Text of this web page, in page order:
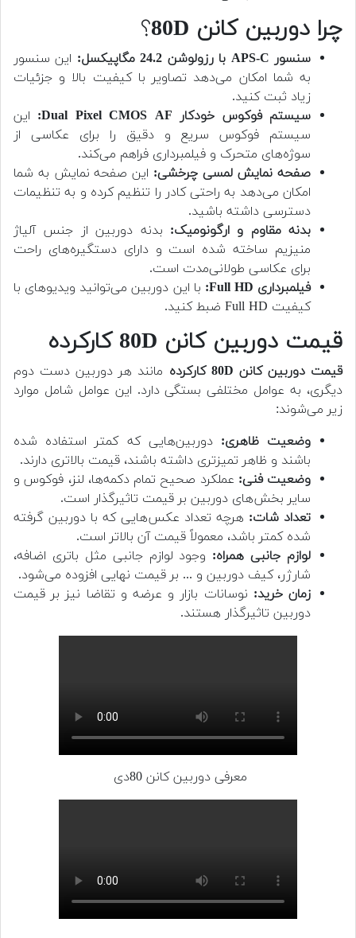
چرا دوربین کانن 80D ؟
سنسور APS-C با رزولوشن 24.2 مگاپیکسل:
این سنسور
به شما امکان می‌دهد تصاویر با کیفیت بالا و جزئیات
زیاد ثبت کنید.
سیستم فوکوس خودکار Dual Pixel CMOS AF:
این
سیستم فوکوس سریع و دقیق را برای عکاسی از
سوژه‌های متحرک و فیلمبرداری فراهم می‌کند.
صفحه نمایش لمسی چرخشی: این صفحه نمایش به شما
امکان می‌دهد به راحتی کادر را تنظیم کرده و به تنظیمات
دسترسی داشته باشید.
بدنه مقاوم و ارگونومیک: بدنه دوربین از جنس آلیاژ
منیزیم ساخته شده است و دارای دستگیره‌های راحت
برای عکاسی طولانی‌مدت است.
فیلمبرداری Full HD:
با این دوربین می‌توانید ویدیوهای با
کیفیت Full HD ضبط کنید.
قیمت دوربین کانن 80D کارکرده
قیمت دوربین کانن 80D کارکرده
مانند هر دوربین دست دوم
دیگری، به عوامل مختلفی بستگی دارد. این عوامل شامل موارد
زیر می‌شوند:
وضعیت ظاهری: دوربین‌هایی که کمتر استفاده شده
باشند و ظاهر تمیزتری داشته باشند، قیمت بالاتری دارند.
وضعیت فنی: عملکرد صحیح تمام دکمه‌ها، لنز، فوکوس و
سایر بخش‌های دوربین بر قیمت تاثیرگذار است.
تعداد شات: هرچه تعداد عکس‌هایی که با دوربین گرفته
شده کمتر باشد، معمولاً قیمت آن بالاتر است.
لوازم جانبی همراه: وجود لوازم جانبی مثل باتری اضافه،
شارژر، کیف دوربین و ... بر قیمت نهایی افزوده می‌شود.
زمان خرید: نوسانات بازار و عرضه و تقاضا نیز بر قیمت
دوربین تاثیرگذار هستند.
معرفی دوربین کانن 80دی